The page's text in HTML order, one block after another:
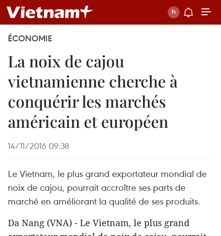
ÉCONOMIE
La noix de cajou
vietnamienne cherche à
conquérir les marchés
américain et européen
14/11/2016 09:38
Le Vietnam, le plus grand exportateur mondial de
noix de cajou, pourrait accroître ses parts de
marché en améliorant la qualité de ses produits.
Da Nang (VNA) - Le Vietnam, le plus grand